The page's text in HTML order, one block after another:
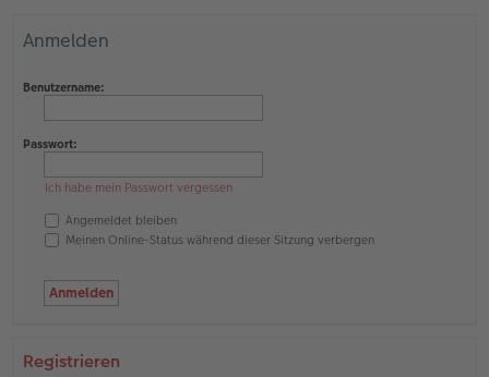
Anmelden
Benutzername:
Passwort:
Ich habe mein Passwort vergessen
Angemeldet bleiben
Meinen Online-Status während dieser Sitzung verbergen
Registrieren